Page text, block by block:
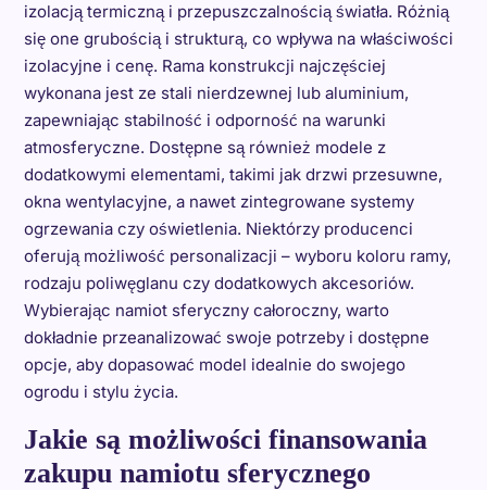
izolacją termiczną i przepuszczalnością światła. Różnią
się one grubością i strukturą, co wpływa na właściwości
izolacyjne i cenę. Rama konstrukcji najczęściej
wykonana jest ze stali nierdzewnej lub aluminium,
zapewniając stabilność i odporność na warunki
atmosferyczne. Dostępne są również modele z
dodatkowymi elementami, takimi jak drzwi przesuwne,
okna wentylacyjne, a nawet zintegrowane systemy
ogrzewania czy oświetlenia. Niektórzy producenci
oferują możliwość personalizacji – wyboru koloru ramy,
rodzaju poliwęglanu czy dodatkowych akcesoriów.
Wybierając namiot sferyczny całoroczny, warto
dokładnie przeanalizować swoje potrzeby i dostępne
opcje, aby dopasować model idealnie do swojego
ogrodu i stylu życia.
Jakie są możliwości finansowania
zakupu namiotu sferycznego